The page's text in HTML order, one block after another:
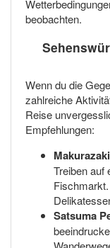
beobachten.
Wenn du die
zahlreiche
Reise
Empfehlungen:
Treiben auf
Satsuma